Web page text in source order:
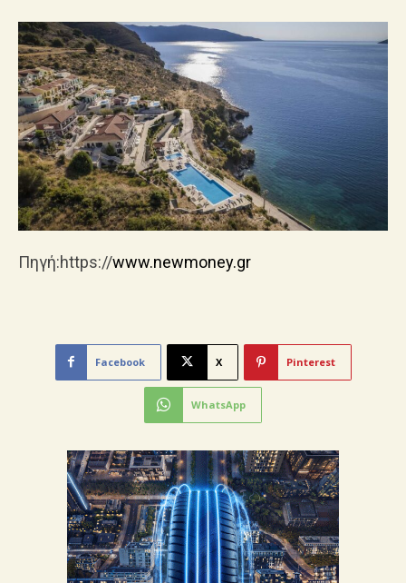
Πηγή:https://www.newmoney.gr
Facebook X Pinterest
WhatsApp